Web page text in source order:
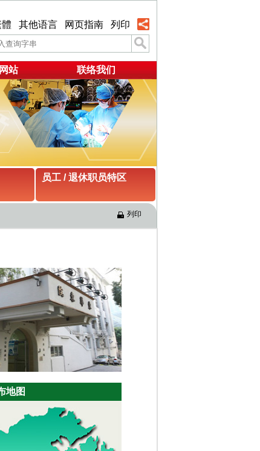
其他语言 网页指南 列印
站 联络我们
员工 / 退休职员特区
列印